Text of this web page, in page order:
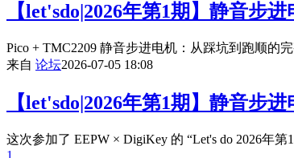
【let'sdo|2026年第1期】静音步
Pico + TMC2209 静音步进电机：从踩坑到跑顺的
来自 论坛2026-07-05 18:08
【let'sdo|2026年第1期】静音步
这次参加了 EEPW × DigiKey 的 “Let's do 2026
1